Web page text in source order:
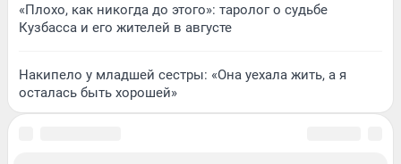
«Плохо, как никогда до этого»: таролог о судьбе
Кузбасса и его жителей в августе
Накипело у младшей сестры: «Она уехала жить, а я
осталась быть хорошей»